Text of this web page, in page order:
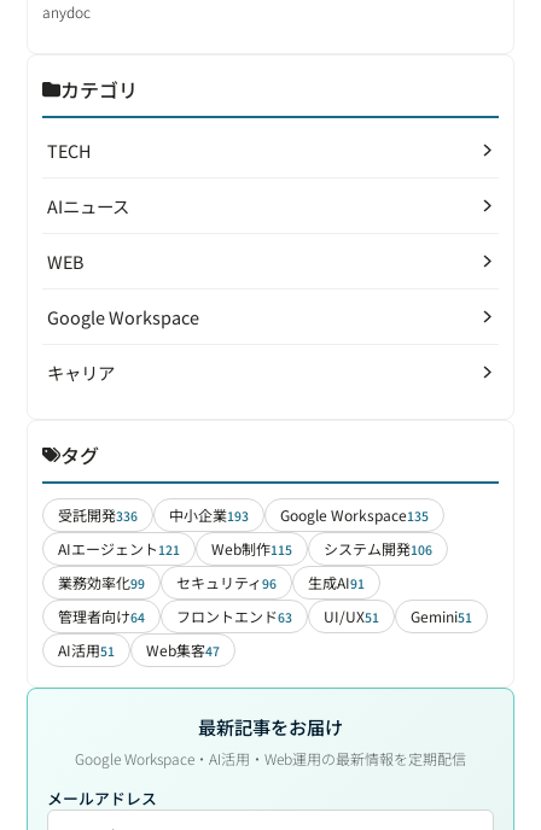
anydoc
カテゴリ
TECH
AIニュース
WEB
Google Workspace
キャリア
タグ
受託開発336 中小企業193 Google Workspace135
AIエージェント 121 Web制作115 システム開発106
業務効率化99 セキュリティ96 生成AI91
管理者向け64 フロントエンド63 UI/UX51 Gemini51
AI活用51 Web集客47
最新記事をお届け
Google Workspace・AI活用・Web運用の最新情報を定期配信
メールアドレス